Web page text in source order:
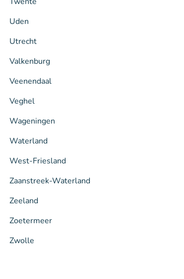
Uden
Utrecht
Valkenburg
Veenendaal
Veghel
Wageningen
Waterland
West-Friesland
Zaanstreek-Waterland
Zeeland
Zoetermeer
Zwolle